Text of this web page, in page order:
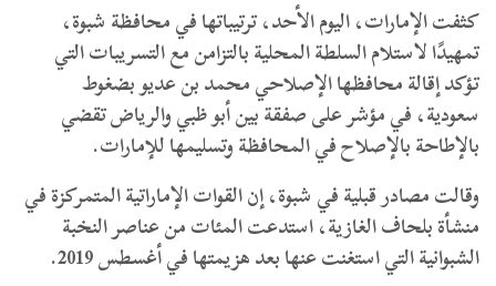
كثفت الإمارات، اليوم الأحد، ترتيباتها في محافظة شبوة،
تمهيدًا لاستلام السلطة المحلية بالتزامن مع التسريبات التي
تؤكد إقالة محافظها الإصلاحي محمد بن عديو بضغوط
سعودية، في مؤشر على صفقة بين أبو ظبي والرياض تقضي
بالإطاحة بالإصلاح في المحافظة وتسليمها للإمارات.
وقالت مصادر قبلية في شبوة، إن القوات الإماراتية المتمركزة في
منشأة بلحاف الغازية، استدعت المئات من عناصر النخبة
الشبوانية التي استغنت عنها بعد هزيمتها في أغسطس 2019.